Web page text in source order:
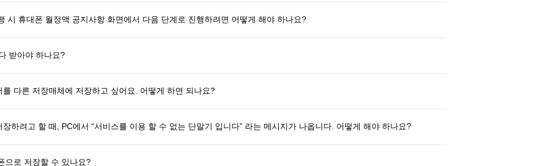
시 휴대폰 월정액 공지사항 화면에서 다음 단계로 진행하려면 어떻게 해야 하나요?
받아야 하나요?
다른 저장매체에 저장하고 싶어요. 어떻게 하면 되나요?
하려고 할 때, PC에서 “서비스를 이용 할 수 없는 단말기 입니다” 라는 메시지가 나옵니다. 어떻게 해야 하나요?
으로 저장할 수 있나요?